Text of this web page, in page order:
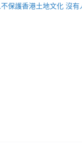
不保護香港土地文化 沒